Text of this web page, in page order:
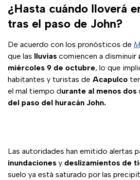
¿Hasta cuándo lloverá
tras el paso de John?
De acuerdo con los pronósticos de
que las lluvias comiencen a disminuir
miércoles 9 de octubre, lo que
habitantes y turistas de Acapulco
el mal tiempo durante al menos dos
del paso del huracán John.
Las autoridades han emitido alertas
inundaciones y deslizamientos de
suelo ya está saturado por las